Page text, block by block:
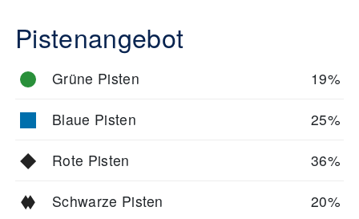
Pistenangebot
Grüne Pisten 19%
Blaue Pisten 25%
Rote Pisten 36%
Schwarze Pisten 20%